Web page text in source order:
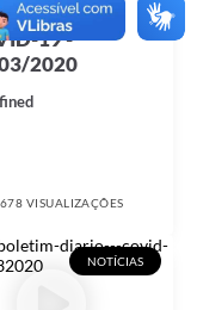
Diário -
19 -
2020
678 VISUALIZAÇÕES
NOTÍCIAS